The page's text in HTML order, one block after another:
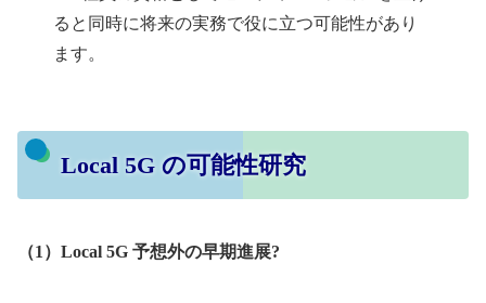
ると同時に将来の実務で役に立つ可能性があり
ます。
Local 5G の可能性研究
（1）Local 5G 予想外の早期進展?